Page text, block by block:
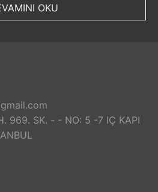
OKU
969. SK. - - NO: 5 -7 IÇ KAPI